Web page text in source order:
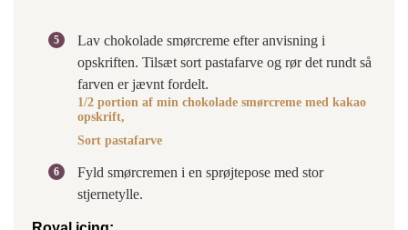
Lav chokolade smørcreme efter anvisning i
opskriften. Tilsæt sort pastafarve og rør det rundt så
farven er jævnt fordelt.
1/2 portion af min chokolade smørcreme med kakao
opskrift,
Sort pastafarve
Fyld smørcremen i en sprøjtepose med stor
stjernetylle.